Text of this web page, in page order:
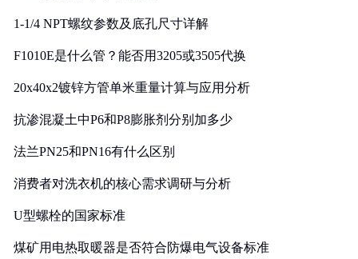
1-1/4 NPT螺纹参数及底孔尺寸详解
F1010E是什么管？能否用3205或3505代换
20x40x2镀锌方管单米重量计算与应用分析
抗渗混凝土中P6和P8膨胀剂分别加多少
法兰PN25和PN16有什么区别
消费者对洗衣机的核心需求调研与分析
U型螺栓的国家标准
煤矿用电热取暖器是否符合防爆电气设备标准